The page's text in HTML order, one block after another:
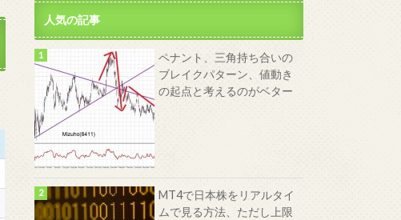
人気の記事
ペナント、三角持ち合いの
ブレイクパターン、値動き
の起点と考えるのがベター
MT4で日本株をリアルタイ
ムで見る方法、ただし上限